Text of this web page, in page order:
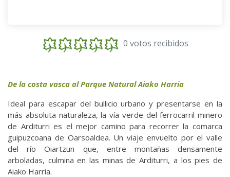
0 votos recibidos
De la costa vasca al Parque Natural Aiako Harria
Ideal para escapar del bullicio urbano y presentarse en la
más absoluta naturaleza, la vía verde del ferrocarril minero
de Arditurri es el mejor camino para recorrer la comarca
guipuzcoana de Oarsoaldea. Un viaje envuelto por el valle
del río Oiartzun que, entre montañas densamente
arboladas, culmina en las minas de Arditurri, a los pies de
Aiako Harria.